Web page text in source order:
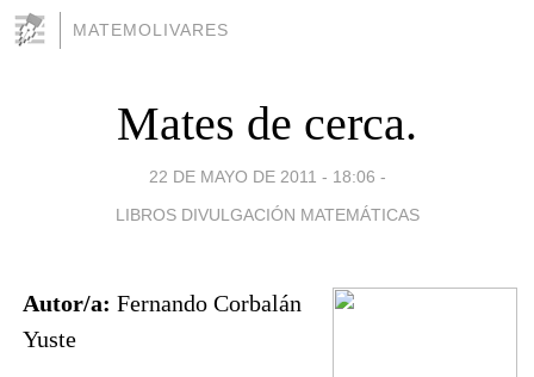
MATEMOLIVARES
Mates de cerca.
22 DE MAYO DE 2011 - 18:06 -
LIBROS DIVULGACIÓN MATEMÁTICAS
Autor/a: Fernando Corbalán
Yuste